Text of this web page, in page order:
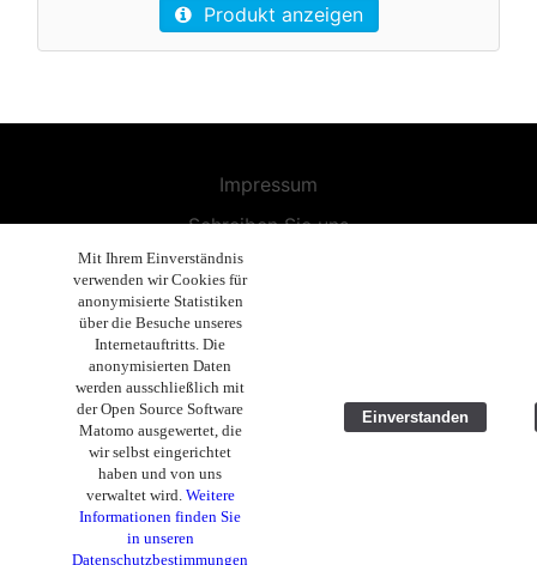
Produkt anzeigen
Impressum
Schreiben Sie uns
Widerrufsbelehrung
Allgemeine Geschäftsbedingungen
Endbenutzer-Lizenzvereinbarung
Datenschutzerklärung
Geschäftsethik
Copyright 2019 - 2025 Volla Systeme GmbH
Mit Ihrem Einverständnis
verwenden wir Cookies für
anonymisierte Statistiken
über die Besuche unseres
Internetauftritts. Die
anonymisierten Daten
werden ausschließlich mit
der Open Source Software
Matomo ausgewertet, die
wir selbst eingerichtet
haben und von uns
verwaltet wird. Weitere
Informationen finden Sie
in unseren
Datenschutzbestimmungen
Einverstanden